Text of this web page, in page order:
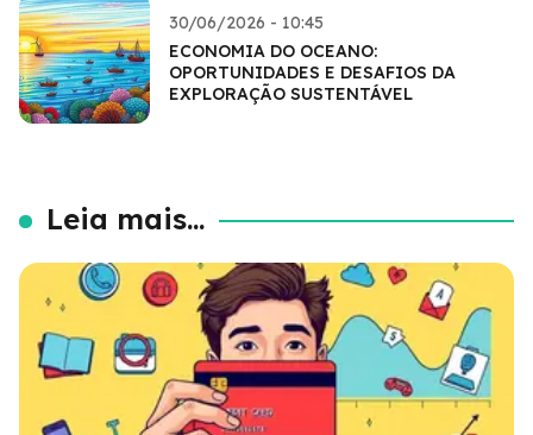
30/06/2026 - 10:45
ECONOMIA DO OCEANO:
OPORTUNIDADES E DESAFIOS DA
EXPLORAÇÃO SUSTENTÁVEL
Leia mais...